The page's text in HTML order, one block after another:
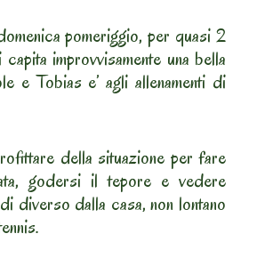
pomeriggio, per quasi 2
improvvisamente una bella
e Tobias e’ agli allenamenti di
della situazione per fare
godersi il tepore e vedere
diverso dalla casa, non lontano